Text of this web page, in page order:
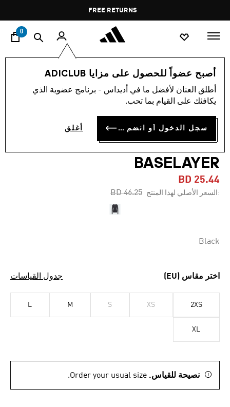
Pause
promotion
rotation
FREE RETURNS
0
أصبح عضواً للحصول على مزايا ADICLUB
أطلق العنان لأفضل ما في أديداس - برنامج عضوية الذي
يكافئك على القيام بما تحب.
سجل الدخول أو انضم الآن أغلق
النساء ملابس
-40%
تيشيرت بأكمام طويلة TERREX
XPERIOR MERINO 150
BASELAYER
BD 25.44
:السعر الأصلي لهذا المنتج Price reduced from
BD 46.25
to
Black
اختر مقاس (EU) جدول القياسات
2XS
XS
S
M
L
XL
نصيحة للقياس. Order your usual size.